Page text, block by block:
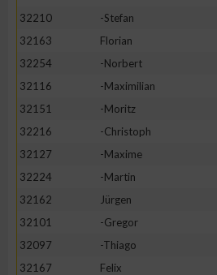
32210
-Stefan
32163
Florian
32254
-Norbert
32116
-Maximilian
32151
-Moritz
32216
-Christoph
32127
-Maxime
32224
-Martin
32162
Jürgen
32101
-Gregor
32097
-Thiago
32167
Felix